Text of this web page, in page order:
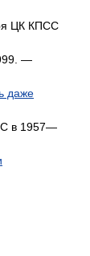
ЦК КПСС
—
даже
в 1957—